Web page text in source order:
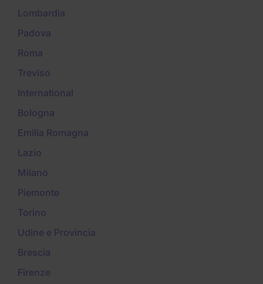
Lombardia
Padova
Roma
Treviso
International
Bologna
Emilia Romagna
Lazio
Milano
Piemonte
Torino
Udine e Provincia
Brescia
Firenze